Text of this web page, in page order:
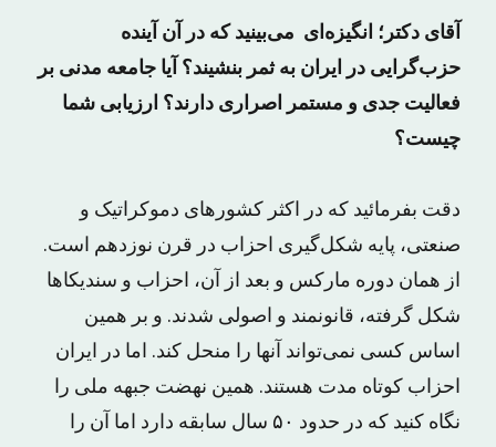
آقای دکتر؛ انگیزه‌ای می‌بینید که در آن آینده
حزب‌گرایی در ایران به ثمر بنشیند؟ آیا جامعه مدنی بر
فعالیت جدی و مستمر اصراری دارند؟ ارزیابی شما
چیست؟
دقت بفرمائید که در اکثر کشورهای دموکراتیک و
صنعتی، پایه شکل‌گیری احزاب در قرن نوزدهم است.
از همان دوره مارکس و بعد از آن، احزاب و سندیکاها
شکل گرفته، قانونمند و اصولی شدند. و بر همین
اساس کسی نمی‌تواند آنها را منحل کند. اما در ایران
احزاب کوتاه‌ مدت هستند. همین نهضت جبهه ملی را
نگاه کنید که در حدود ۵۰ سال سابقه دارد اما آن را